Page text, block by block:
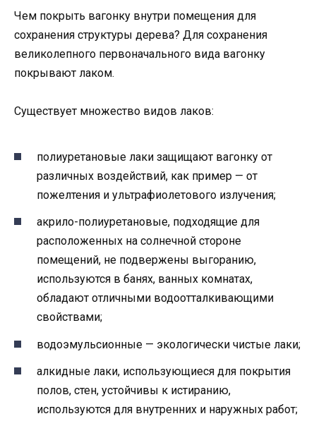
Чем покрыть вагонку внутри помещения для
сохранения структуры дерева? Для сохранения
великолепного первоначального вида вагонку
покрывают лаком.
Существует множество видов лаков:
полиуретановые лаки защищают вагонку от
различных воздействий, как пример — от
пожелтения и ультрафиолетового излучения;
акрило-полиуретановые, подходящие для
расположенных на солнечной стороне
помещений, не подвержены выгоранию,
используются в банях, ванных комнатах,
обладают отличными водоотталкивающими
свойствами;
водоэмульсионные — экологически чистые лаки;
алкидные лаки, использующиеся для покрытия
полов, стен, устойчивы к истиранию,
используются для внутренних и наружных работ;